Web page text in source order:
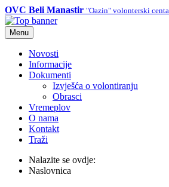
OVC Beli Manastir "Oazin" volonterski
Menu
Novosti
Informacije
Dokumenti
Izvješća o volontiranju
Obrasci
Vremeplov
O nama
Kontakt
Traži
Nalazite se ovdje:
Naslovnica